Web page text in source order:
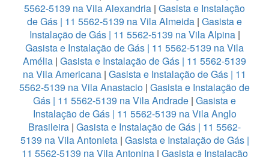
5562-5139 na Vila Alexandria | Gasista e Instalação
de Gás | 11 5562-5139 na Vila Almeida | Gasista e
Instalação de Gás | 11 5562-5139 na Vila Alpina |
Gasista e Instalação de Gás | 11 5562-5139 na Vila
Amélia | Gasista e Instalação de Gás | 11 5562-5139
na Vila Americana | Gasista e Instalação de Gás | 11
5562-5139 na Vila Anastacio | Gasista e Instalação de
Gás | 11 5562-5139 na Vila Andrade | Gasista e
Instalação de Gás | 11 5562-5139 na Vila Anglo
Brasileira | Gasista e Instalação de Gás | 11 5562-
5139 na Vila Antonieta| Gasista e Instalação de Gás |
11 5562-5139 na Vila Antonina| Gasista e Instalação